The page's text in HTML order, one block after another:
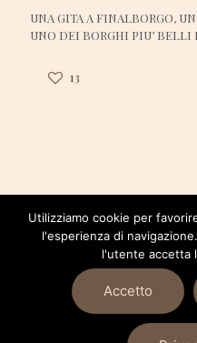
UNA GITA A FINALBORGO,
UNO DEI BORGHI PIU’ BELLI
13
© 2020 A Spasso Con
Utilizziamo cookie per
l'esperienza di
l'utente accetta
Accetto